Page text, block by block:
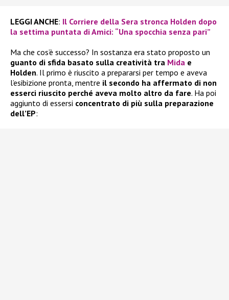
LEGGI ANCHE: Il Corriere della Sera stronca Holden dopo
la settima puntata di Amici: “Una spocchia senza pari”
Ma che cos’è successo? In sostanza era stato proposto un
guanto di sfida basato sulla creatività tra Mida e
Holden. Il primo è riuscito a prepararsi per tempo e aveva
l’esibizione pronta, mentre il secondo ha affermato di non
esserci riuscito perché aveva molto altro da fare. Ha poi
aggiunto di essersi concentrato di più sulla preparazione
dell’EP: